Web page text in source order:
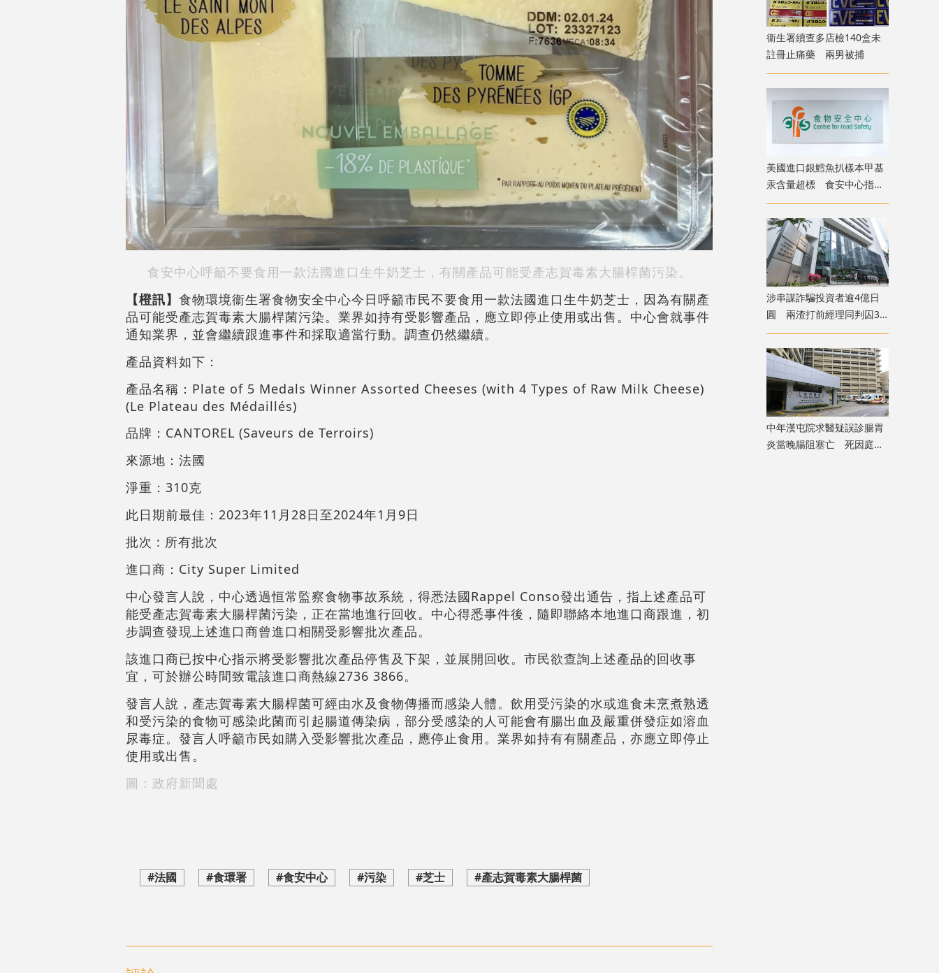
食安中心呼籲不要食用一款法國進口生牛奶芝士，有關產品可能受產志賀毒素大腸桿菌污染。
【橙訊】 食物環境衞生署食物安全中心今日呼籲市民不要食用一款法國進口生牛奶芝士，因為有關產
品可能受產志賀毒素大腸桿菌污染。業界如持有受影響產品，應立即停止使用或出售。中心會就事件
通知業界，並會繼續跟進事件和採取適當行動。調查仍然繼續。
產品資料如下：
產品名稱：Plate of 5 Medals Winner Assorted Cheeses (with 4 Types of Raw Milk Cheese)
(Le Plateau des Médaillés)
品牌：CANTOREL (Saveurs de Terroirs)
來源地：法國
淨重：310克
此日期前最佳：2023年11月28日至2024年1月9日
批次 : 所有批次
進口商：City Super Limited
中心發言人說，中心透過恒常監察食物事故系統，得悉法國Rappel Conso發出通告，指上述產品可
能受產志賀毒素大腸桿菌污染，正在當地進行回收。中心得悉事件後，隨即聯絡本地進口商跟進，初
步調查發現上述進口商曾進口相關受影響批次產品。
該進口商已按中心指示將受影響批次產品停售及下架，並展開回收。市民欲查詢上述產品的回收事
宜，可於辦公時間致電該進口商熱線2736 3866。
發言人說，產志賀毒素大腸桿菌可經由水及食物傳播而感染人體。飲用受污染的水或進食未烹煮熟透
和受污染的食物可感染此菌而引起腸道傳染病，部分受感染的人可能會有腸出血及嚴重併發症如溶血
尿毒症。發言人呼籲市民如購入受影響批次產品，應停止食用。業界如持有有關產品，亦應立即停止
使用或出售。
圖：政府新聞處
#法國 #食環署 #食安中心 #污染 #芝士 #產志賀毒素大腸桿菌
衞生署續查多店檢140盒未
註冊止痛藥 兩男被捕
美國進口銀鱈魚扒樣本甲基
汞含量超標 食安中心指令
下架
涉串謀詐騙投資者逾4億日
圓 兩渣打前經理同判囚3
年
中年漢屯院求醫疑誤診腸胃
炎當晚腸阻塞亡 死因庭展